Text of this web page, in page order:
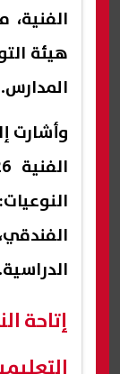
هيئة
المدارس.
وأشارت
الدراسية.
إتاحة